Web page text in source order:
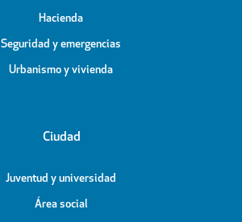
Hacienda
Seguridad y emergencias
Urbanismo y vivienda
Ciudad
Juventud y universidad
Área social